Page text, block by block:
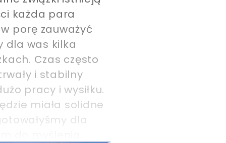
każda para
porę zauważyć
dla was kilka
Czas często
i stabilny
pracy i wysiłku.
miała solidne
dla
do myślenia.